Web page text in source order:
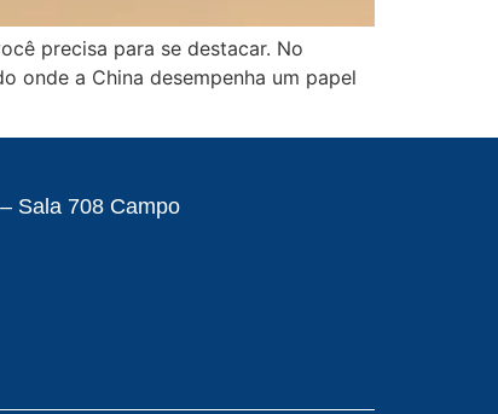
precisa para se destacar. No
onde a China desempenha um papel
Sala 708 Campo